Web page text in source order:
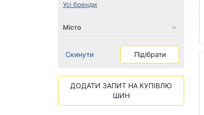
Усі бренди
Скинути Підібрати
ДОДАТИ ЗАПИТ НА КУПІВЛЮ
ШИН